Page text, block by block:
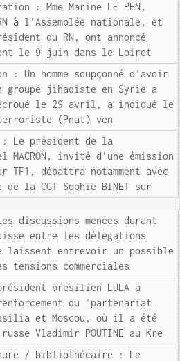
: Mme Marine LE PEN,
à l'Assemblée nationale, et
du RN, ont annoncé
le 9 juin dans le Loiret
Un homme soupçonné d'avoir
groupe jihadiste en Syrie a
écroué le 29 avril, a indiqué le
(Pnat) ven
: Le président de la
MACRON, invité d'une émission
débattra notamment avec
la CGT Sophie BINET sur
discussions menées durant
entre les délégations
laissent entrevoir un possible
tensions commerciales
brésilien LULA a
du "partenariat
et Moscou, où il a été
Vladimir POUTINE au Kre
/ bibliothécaire : Le